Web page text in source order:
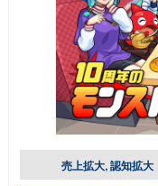
売上拡大, 認知拡大